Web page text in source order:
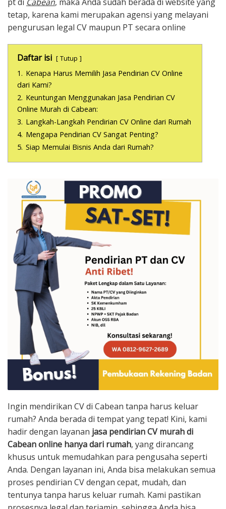
tetap, karena kami merupakan agensi yang melayani
pengurusan legal CV maupun PT secara online
Daftar isi Tutup
1. Kenapa Harus Memilih Jasa Pendirian CV Online
dari Kami?
2. Keuntungan Menggunakan Jasa Pendirian CV
Online Murah di Cabean:
3. Langkah-Langkah Pendirian CV Online dari Rumah
4. Mengapa Pendirian CV Sangat Penting?
5. Siap Memulai Bisnis Anda dari Rumah?
Ingin mendirikan CV di Cabean tanpa harus keluar
rumah? Anda berada di tempat yang tepat! Kini, kami
hadir dengan layanan jasa pendirian CV murah di
Cabean online hanya dari rumah, yang dirancang
khusus untuk memudahkan para pengusaha seperti
Anda. Dengan layanan ini, Anda bisa melakukan semua
proses pendirian CV dengan cepat, mudah, dan
tentunya tanpa harus keluar rumah. Kami pastikan